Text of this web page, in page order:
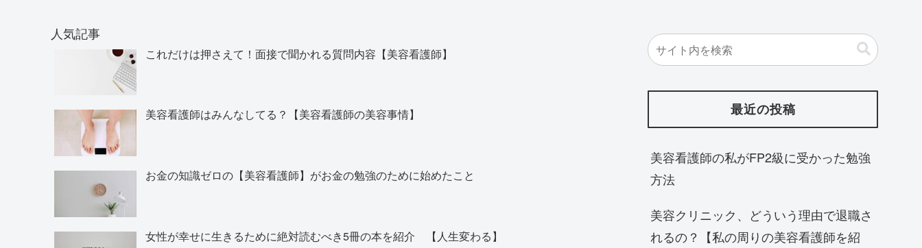
人気記事
これだけは押さえて！面接で聞かれる質問内容【美容看護師】
美容看護師はみんなしてる？【美容看護師の美容事情】
お金の知識ゼロの【美容看護師】がお金の勉強のために始めたこと
女性が幸せに生きるために絶対読むべき5冊の本を紹介 【人生変わる】
最近の投稿
美容看護師の私がFP2級に受かった勉強
方法
美容クリニック、どういう理由で退職さ
れるの？【私の周りの美容看護師を紹